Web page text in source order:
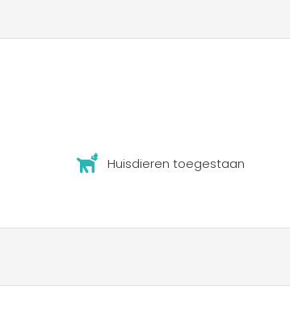
Huisdieren toegestaan